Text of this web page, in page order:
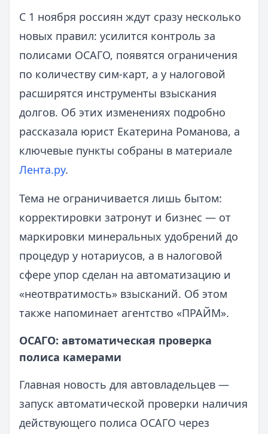
С 1 ноября россиян ждут сразу несколько
новых правил: усилится контроль за
полисами ОСАГО, появятся ограничения
по количеству сим‑карт, а у налоговой
расширятся инструменты взыскания
долгов. Об этих изменениях подробно
рассказала юрист Екатерина Романова, а
ключевые пункты собраны в материале
Лента.ру.
Тема не ограничивается лишь бытом:
корректировки затронут и бизнес — от
маркировки минеральных удобрений до
процедур у нотариусов, а в налоговой
сфере упор сделан на автоматизацию и
«неотвратимость» взысканий. Об этом
также напоминает агентство «ПРАЙМ».
ОСАГО: автоматическая проверка
полиса камерами
Главная новость для автовладельцев —
запуск автоматической проверки наличия
действующего полиса ОСАГО через